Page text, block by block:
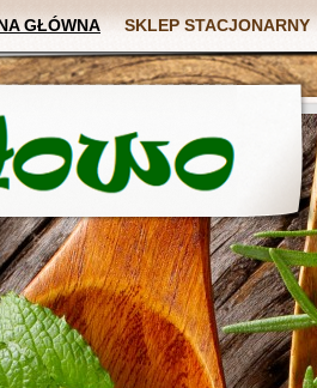
GŁÓWNA SKLEP STACJONARNY